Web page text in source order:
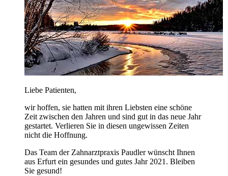
Liebe Patienten,
wir hoffen, sie hatten mit ihren Liebsten eine schöne
Zeit zwischen den Jahren und sind gut in das neue Jahr
gestartet. Verlieren Sie in diesen ungewissen Zeiten
nicht die Hoffnung.
Das Team der Zahnarztpraxis Paudler wünscht Ihnen
aus Erfurt ein gesundes und gutes Jahr 2021. Bleiben
Sie gesund!